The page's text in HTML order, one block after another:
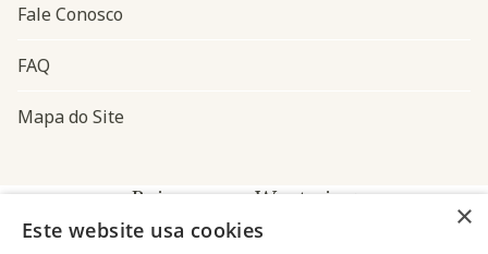
Fale Conosco
FAQ
Mapa do Site
Baixe o app Westwing
×
Este website usa cookies